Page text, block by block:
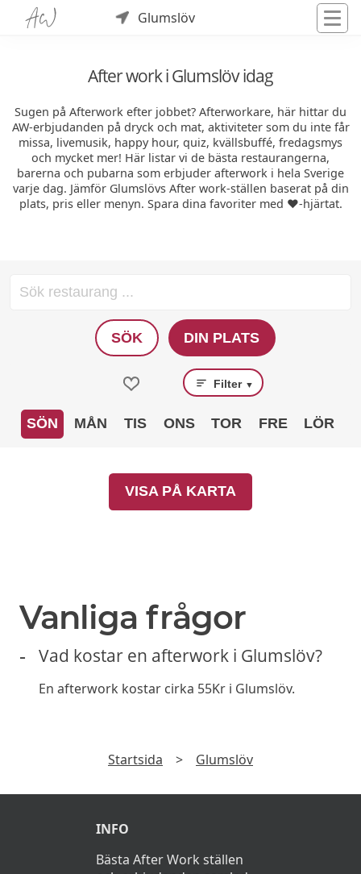
Glumslöv
After work i Glumslöv idag
Sugen på Afterwork efter jobbet? Afterworkare, här hittar du
AW-erbjudanden på dryck och mat, aktiviteter som du inte får
missa, livemusik, happy hour, quiz, kvällsbuffé, fredagsmys
och mycket mer! Här listar vi de bästa restaurangerna,
barerna och pubarna som erbjuder afterwork i hela Sverige
varje dag. Jämför Glumslövs After work-ställen baserat på din
plats, pris eller menyn. Spara dina favoriter med ❤️-hjärtat.
SÖK DIN PLATS
Filter ▼
SÖN MÅN TIS ONS TOR FRE LÖR
VISA PÅ KARTA
Vanliga frågor
Vad kostar en afterwork i Glumslöv?
En afterwork kostar cirka 55Kr i Glumslöv.
Startsida > Glumslöv
INFO
Bästa After Work ställen